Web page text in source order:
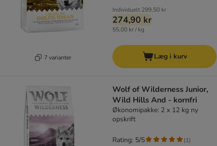
7 varianter
Individuelt 299,50 kr
274,90 kr
55,00 kr / kg
Læg i kurv
Wolf of Wilderness Junior,
Wild Hills And - kornfri
Økonomipakke: 2 x 12 kg ny
opskrift
Rating: 5/5 (1)